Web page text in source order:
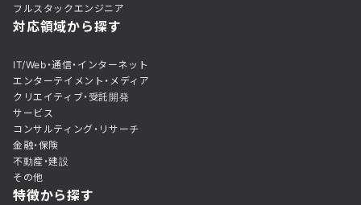
フルスタックエンジニア
対応領域から探す
IT/Web・通信・インターネット
エンターテイメント・メディア
クリエイティブ・受託開発
サービス
コンサルティング・リサーチ
金融・保険
不動産・建設
その他
特徴から探す